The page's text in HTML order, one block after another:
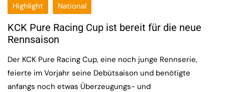
Highlight National
KCK Pure Racing Cup ist bereit für die neue
Rennsaison
Der KCK Pure Racing Cup, eine noch junge Rennserie,
feierte im Vorjahr seine Debütsaison und benötigte
anfangs noch etwas Überzeugungs- und